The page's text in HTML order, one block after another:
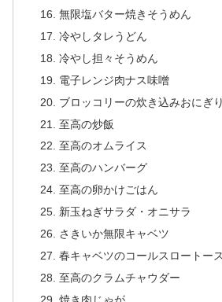
無限塩バター焼きそうめん
冷やしタレうどん
冷やし担々そうめん
電子レンジ肉ナス味噌
ブロッコリーの炊き込みおにぎり
至高の炒飯
至高のオムライス
至高のハンバーグ
至高の卵かけごはん
新玉ねぎサラダ・オニサラ
さきいか無限キャベツ
春キャベツのコールスロートー
至高のクラムチャウダー
焼き肉じゃが